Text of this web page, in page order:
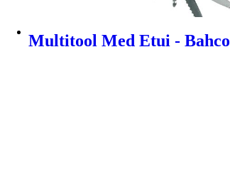
Multitool Med Etui - Bahco